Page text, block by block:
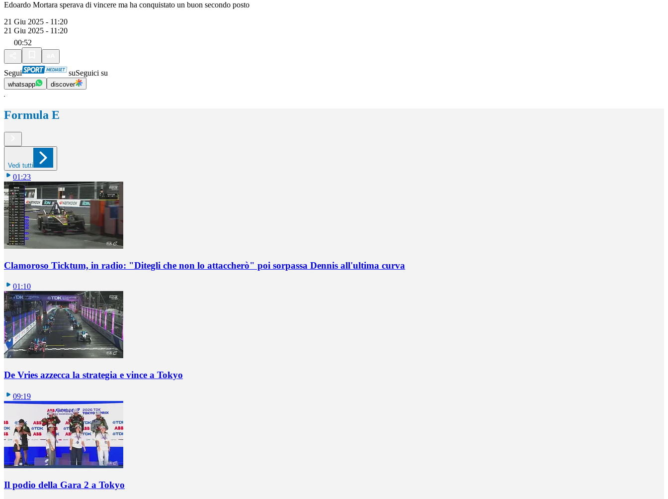
Edoardo Mortara sperava di vincere ma ha conquistato un buon secondo posto
21 Giu 2025 - 11:20
21 Giu 2025 - 11:20
00:52
Segui suSeguici su
whatsapp discover
Formula E
Vedi tutti
01:23
Clamoroso Ticktum, in radio: "Ditegli che non lo attaccherò" poi sorpassa Dennis all'ultima curva
01:10
De Vries azzecca la strategia e vince a Tokyo
09:19
Il podio della Gara 2 a Tokyo